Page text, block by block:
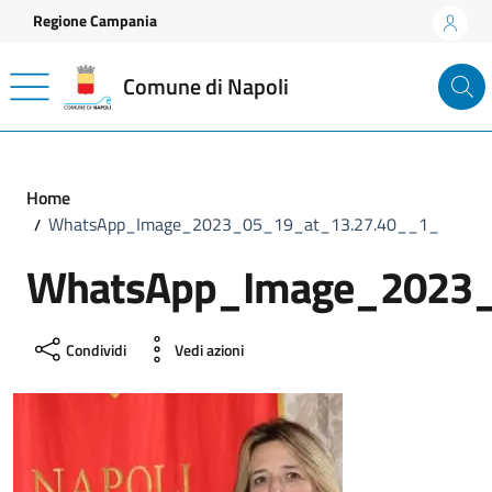
Vai ai contenuti
Vai al footer
Regione Campania
Comune di Napoli
Home
WhatsApp_Image_2023_05_19_at_13.27.40__1_
Condividi Vedi azioni